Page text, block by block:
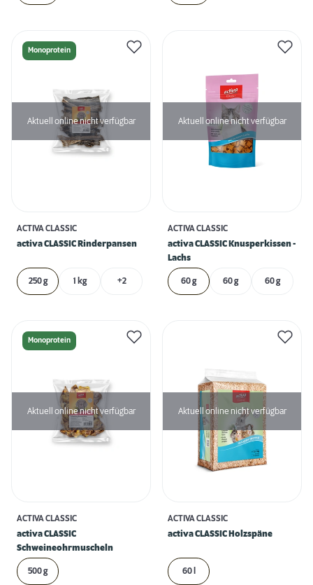
Monoprotein
Aktuell online nicht verfügbar
ACTIVA CLASSIC
activa CLASSIC Rinderpansen
250 g 1 kg +2
Aktuell online nicht verfügbar
ACTIVA CLASSIC
activa CLASSIC Knusperkissen -
Lachs
60 g 60 g 60 g
Monoprotein
Aktuell online nicht verfügbar
ACTIVA CLASSIC
activa CLASSIC
Schweineohrmuscheln
500 g
Aktuell online nicht verfügbar
ACTIVA CLASSIC
activa CLASSIC Holzspäne
60 l